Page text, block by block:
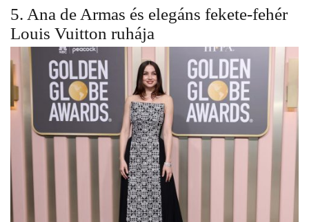
5. Ana de Armas és elegáns fekete-fehér
Louis Vuitton ruhája